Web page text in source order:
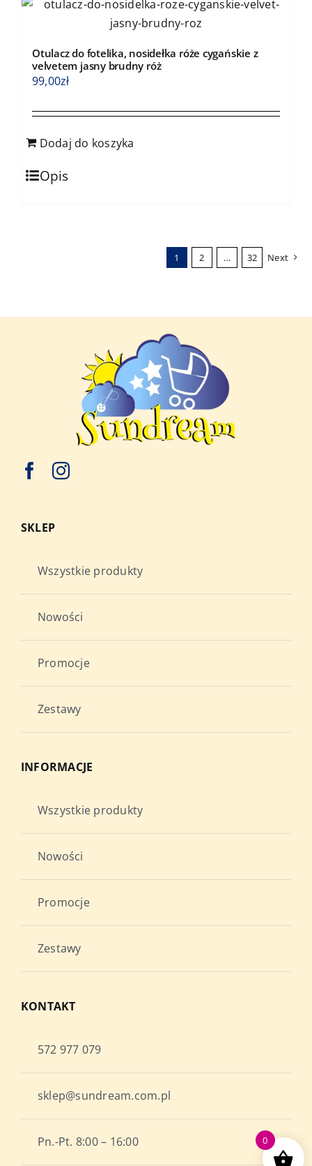
Otulacz do fotelika, nosidełka róże cygańskie z
velvetem jasny brudny róż
99,00zł
Dodaj do koszyka
Opis
1 2 … 32 Next
SKLEP
Wszystkie produkty
Nowości
Promocje
Zestawy
INFORMACJE
Wszystkie produkty
Nowości
Promocje
Zestawy
KONTAKT
572 977 079
sklep@sundream.com.pl
Pn.-Pt. 8:00 – 16:00 0